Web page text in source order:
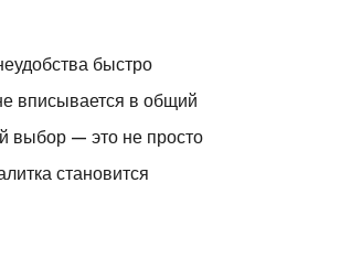
быстро
вписывается в общий
выбор — это не просто
становится